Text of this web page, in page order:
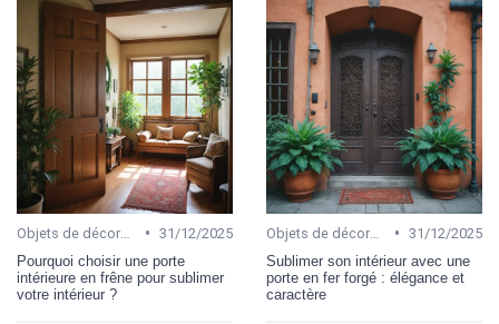
Objets de décoration • 31/12/2025
Pourquoi choisir une porte
intérieure en frêne pour sublimer
votre intérieur ?
Objets de décoration • 31/12/2025
Sublimer son intérieur avec une
porte en fer forgé : élégance et
caractère